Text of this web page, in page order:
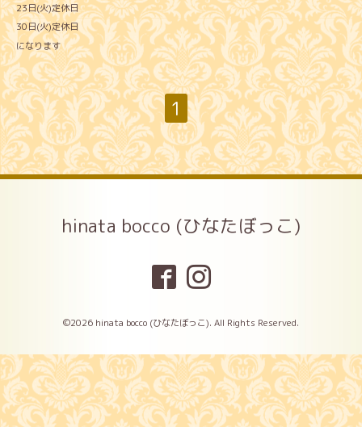
23日(火)定休日
30日(火)定休日
になります
1
hinata bocco (ひなたぼっこ)
©2026 hinata bocco (ひなたぼっこ). All Rights Reserved.